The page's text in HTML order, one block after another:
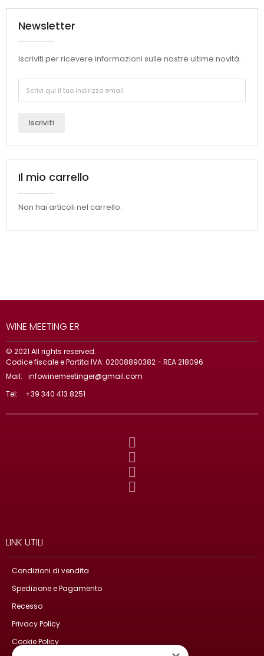
Newsletter
Iscriviti per ricevere informazioni sulle nostre ultime novità.
Iscriviti
Il mio carrello
Non hai articoli nel carrello.
WINE MEETING ER
© 2021 All rights reserved.
Codice fiscale e Partita IVA: 02008890382 - REA 218096
Mail:
infowinemeetinger@gmail.com
Tel:
+39 340 413 8251
LINK UTILI
Condizioni di vendita
Spedizione e Pagamento
Recesso
Privacy Policy
Cookie Policy